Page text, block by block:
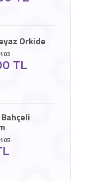
Orkide
TL